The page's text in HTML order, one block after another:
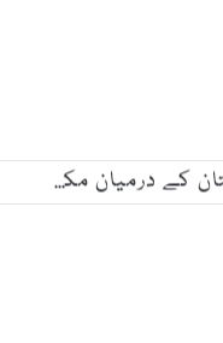
ترکیہ، سعودی عرب اور پاکستان کے درمیان مکہ مشترکہ دفاعی معاہدہ طے پا گیا